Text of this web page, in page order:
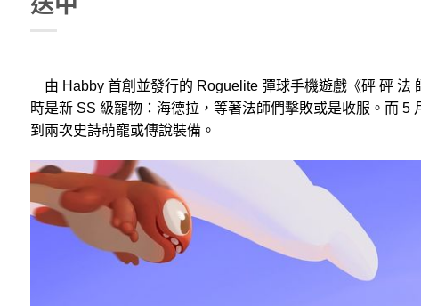
由 Habby 首創並發行的 Roguelite 彈球手機遊戲《砰 砰 法
時是新 SS 級寵物：海德拉，等著法師們擊敗或是收服。而
到兩次史詩萌寵或傳說裝備。